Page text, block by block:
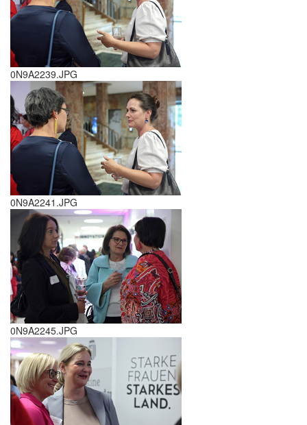
0N9A2239.JPG
0N9A2241.JPG
0N9A2245.JPG